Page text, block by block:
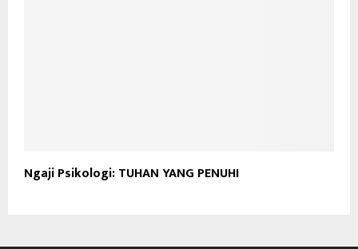
Ngaji Psikologi: TUHAN YANG PENUHI